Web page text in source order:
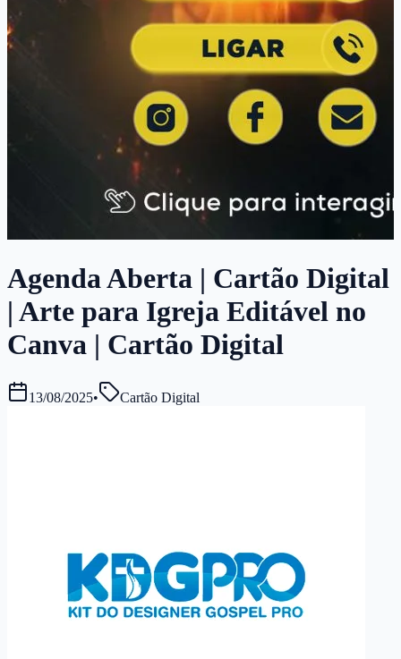
Agenda Aberta | Cartão Digital
| Arte para Igreja Editável no
Canva | Cartão Digital
13/08/2025• Cartão Digital